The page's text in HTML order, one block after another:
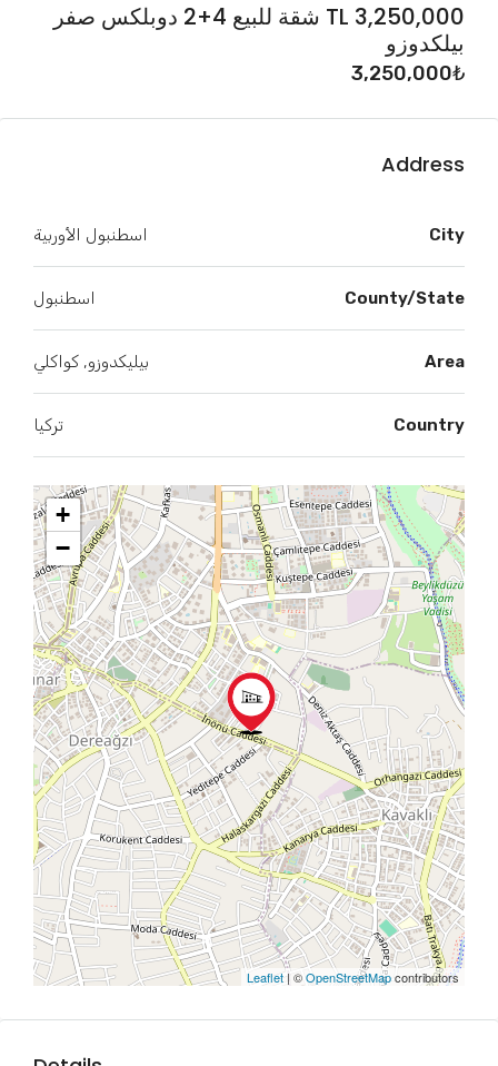
TL 3,250,000 شقة للبيع 4+2 دوبلكس صفر
بيلكدوزو
3,250,000₺
Address
City اسطنبول الأوربية
County/State اسطنبول
Area بيليكدوزو, كواكلي
Country تركيا
+
−
Leaflet | ©OpenStreetMapcontributors